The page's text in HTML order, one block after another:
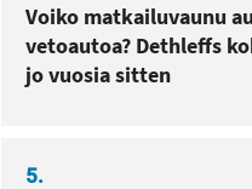
Voiko matkailuvaunu
vetoautoa? Dethleffs
jo vuosia sitten
5.